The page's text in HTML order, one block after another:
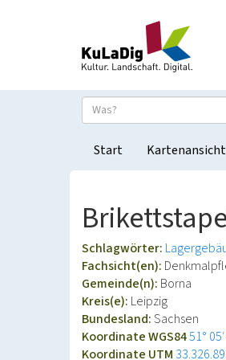
Start Kartenansicht
Schlagwörter:
Fachsicht(en):
Gemeinde(n): Borna
Kreis(e): Leipzig
Bundesland:Sachsen
Koordinate WGS8451°
Koordinate UTM